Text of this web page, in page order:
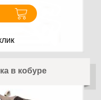
в кобуре